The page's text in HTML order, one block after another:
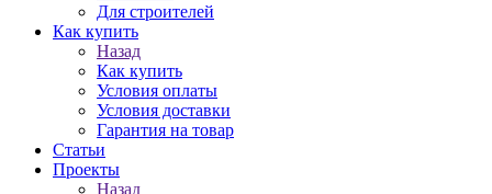
Для строителей
Как купить
Назад
Как купить
Условия оплаты
Условия доставки
Гарантия на товар
Статьи
Проекты
Назад